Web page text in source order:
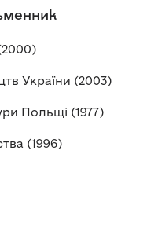
України (2003)
Польщі (1977)
(1996)